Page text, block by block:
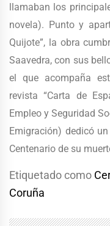
llamaban los
novela). Punto y
Quijote”, la obra
Saavedra, con sus
el que acompaña
revista “Carta de
Empleo y Seguridad
Emigración) dedicó
Centenario de su
Etiquetado como
Coruña